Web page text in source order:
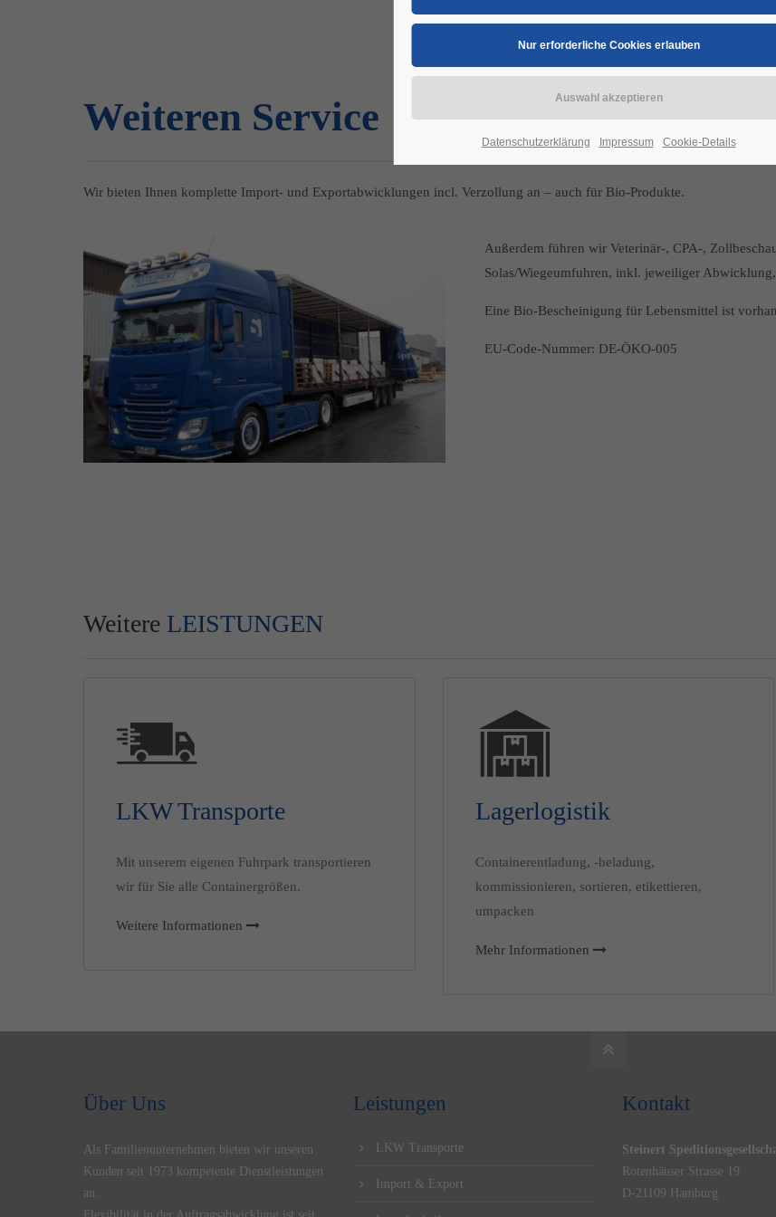
Weiteren Service
Wir bieten Ihnen komplette Import- und Exportabwicklungen incl. Verzollung an – auch für Bio-Produkte.
Außerdem führen wir Veterinär-, CPA-,
Solas/Wiegeumfuhren, inkl. jeweiliger
Eine Bio-Bescheinigung für Lebensmittel ist
EU-Code-Nummer: DE-ÖKO-005
Weitere LEISTUNGEN
LKW Transporte
Mit unserem eigenen Fuhrpark transportieren
wir für Sie alle Containergrößen.
Weitere Informationen
Lagerlogistik
Containerentladung, -beladung,
kommissionieren, sortieren, etikettieren,
umpacken
Mehr Informationen
Über Uns
Als Familienunternehmen bieten wir unseren
Kunden seit 1973 kompetente Dienstleistungen
an.
Flexibilität in der Auftragsabwicklung ist seit
Leistungen
LKW Transporte
Import & Export
Kontakt
Steinert
Rotenhäuser Strasse 19
D-21109 Hamburg
Datenschutzerklärung Impressum Cookie-Details